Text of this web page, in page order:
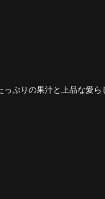
ぷりの果汁と上品な愛ら